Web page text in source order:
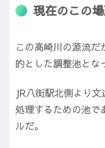
現在のこの
この高崎川の源流
的とした調整池とな
JR八街駅北側より
処理するための池で
ルだ。